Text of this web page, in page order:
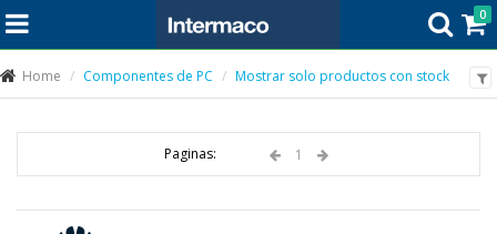
0
Home Componentes de PC Mostrar solo productos con stock
Paginas: 1